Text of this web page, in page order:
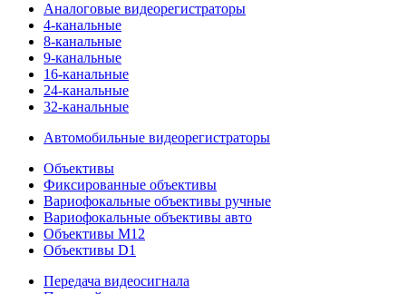
Аналоговые видеорегистраторы
4-канальные
8-канальные
9-канальные
16-канальные
24-канальные
32-канальные
Автомобильные видеорегистраторы
Объективы
Фиксированные объективы
Вариофокальные объективы ручные
Вариофокальные объективы авто
Объективы M12
Объективы D1
Передача видеосигнала